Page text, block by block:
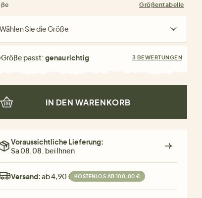
Größentabelle
Wählen Sie die Größe
Größe passt:genau richtig 3 BEWERTUNGEN
IN DEN WARENKORB
Voraussichtliche Lieferung:
Sa 08.08. bei Ihnen
Versand:ab 4,90 € KOSTENLOS AB 100,00 €